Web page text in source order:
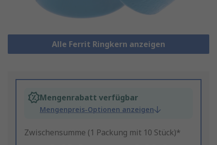
Alle Ferrit Ringkern anzeigen
Mengenrabatt verfügbar
Mengenpreis-Optionen anzeigen
Zwischensumme (1 Packung mit 10 Stück)*